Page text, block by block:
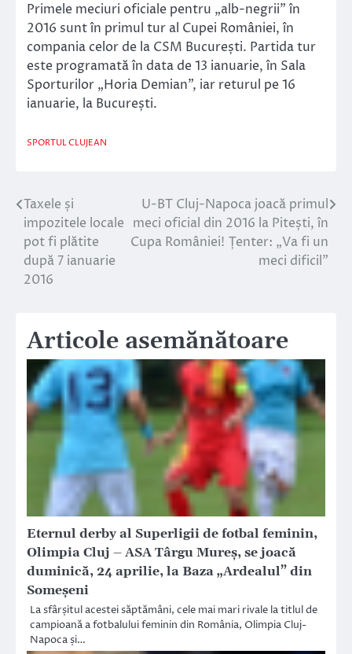
Primele meciuri oficiale pentru „alb-negrii” în
2016 sunt în primul tur al Cupei României, în
compania celor de la CSM București. Partida tur
este programată în data de 13 ianuarie, în Sala
Sporturilor „Horia Demian”, iar returul pe 16
ianuarie, la București.
SPORTUL CLUJEAN
Navigare
în
articole
Taxele și
impozitele locale
pot fi plătite
după 7 ianuarie
2016
U-BT Cluj-Napoca joacă primul
meci oficial din 2016 la Pitești, în
Cupa României! Țenter: „Va fi un
meci dificil”
Articole asemănătoare
Eternul derby al Superligii de fotbal feminin,
Olimpia Cluj – ASA Târgu Mureș, se joacă
duminică, 24 aprilie, la Baza „Ardealul” din
Someșeni
La sfârșitul acestei săptămâni, cele mai mari rivale la titlul de
campioană a fotbalului feminin din România, Olimpia Cluj-
Napoca și…